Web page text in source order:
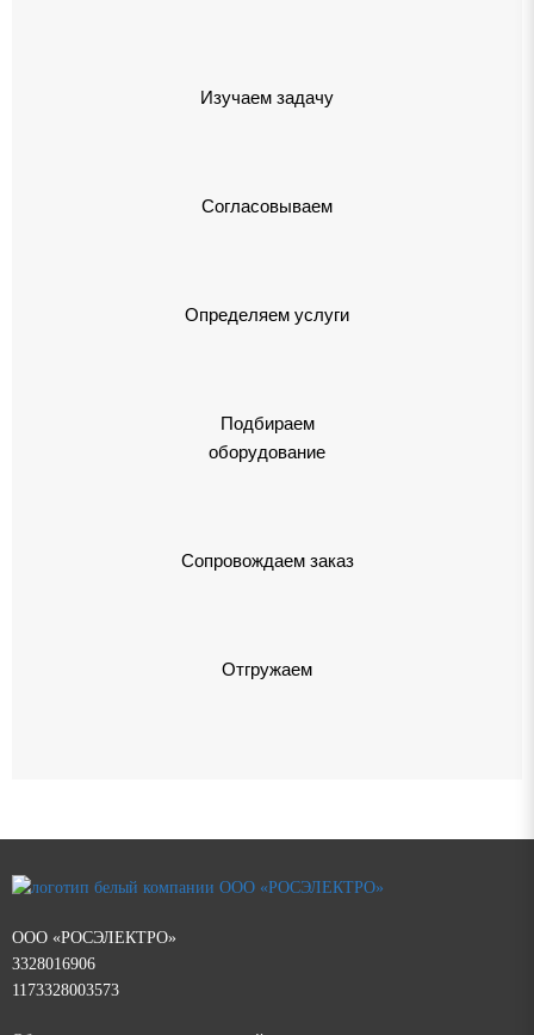
Изучаем задачу
Согласовываем
Определяем услуги
Подбираем
оборудование
Сопровождаем заказ
Отгружаем
ООО «РОСЭЛЕКТРО»
3328016906
1173328003573